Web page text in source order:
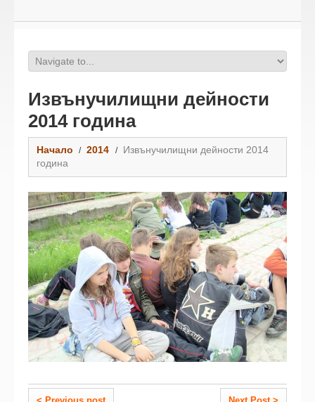
Извънучилищни дейности
2014 година
Начало 2014
Извънучилищни дейности 2014
година